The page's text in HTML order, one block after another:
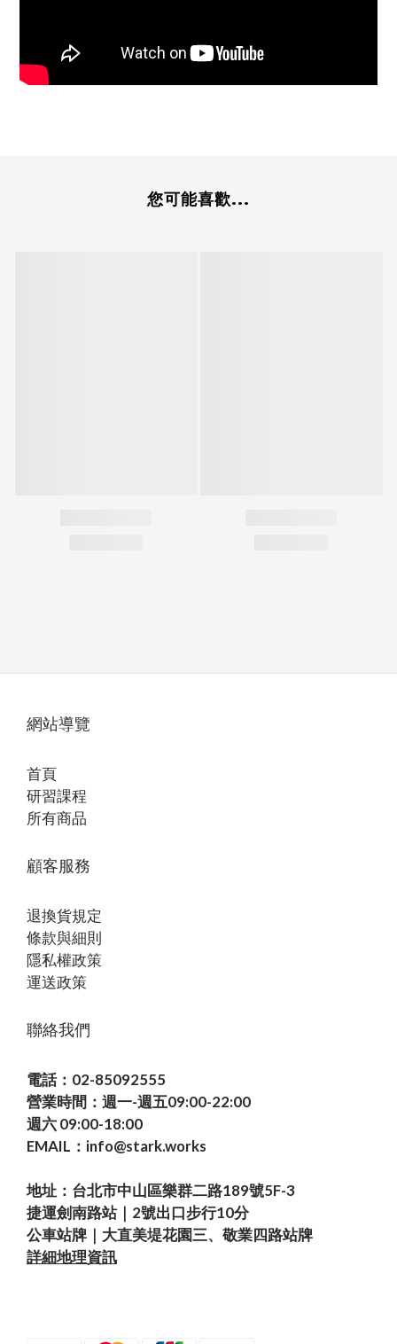
您可能喜歡...
網站導覽
首頁
研習課程
所有商品
顧客服務
退換貨規定
條款與細則
隱私權政策
運送政策
聯絡我們
電話：02-85092555
營業時間：週一-週五09:00-22:00
週六 09:00-18:00
EMAIL：info@stark.works
地址：台北市中山區樂群二路189號5F-3
捷運劍南路站｜2號出口步行10分
公車站牌｜大直美堤花園三、敬業四路站牌
詳細地理資訊